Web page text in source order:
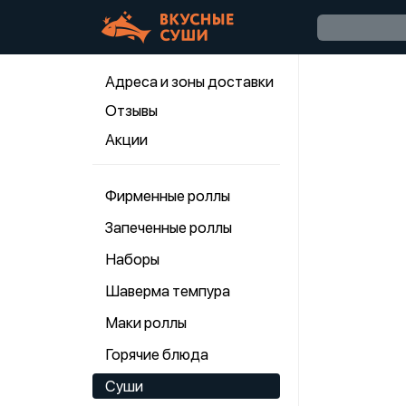
Адреса и зоны доставки
Отзывы
Акции
Фирменные роллы
Запеченные роллы
Наборы
Шаверма темпура
Маки роллы
Горячие блюда
Суши